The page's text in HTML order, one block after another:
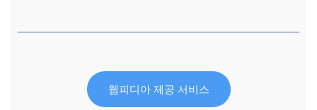
웹피디아 제공 서비스